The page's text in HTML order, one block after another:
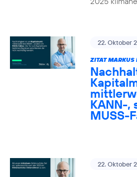
22. Oktober
ZITAT MARKUS
KANN-,
MUSS-
22. Oktober